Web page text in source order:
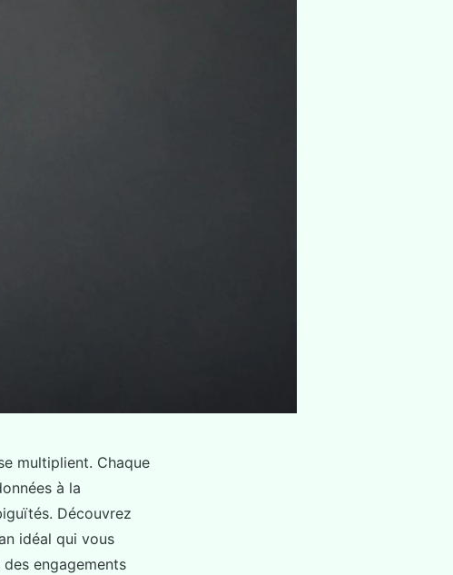
multiplient. Chaque
à la
Découvrez
idéal qui vous
engagements